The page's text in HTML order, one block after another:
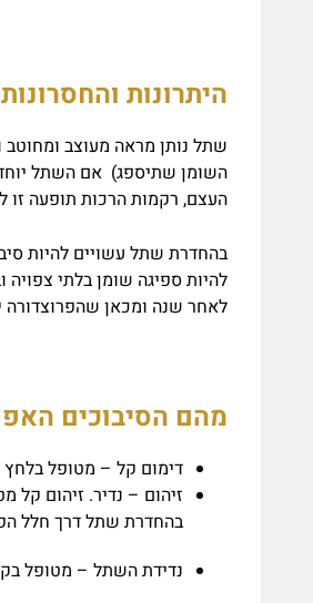
היתרונות
שתל נותן מראה מעוצב ומחוטב
השומן שתיספג) אם השתל
העצם, רקמות הרכות תופעה זו
בהחדרת שתל עשויים להיות
להיות ספיגה שומן בלתי
לאחר שנה ומכאן שהפרוצדורה
מהם הסיבוכים
דימום קל – מטופל בלחץ
זיהום – נדיר. זיהום קל
בהחדרת שתל דרך חלל
נדידת השתל – מטופל